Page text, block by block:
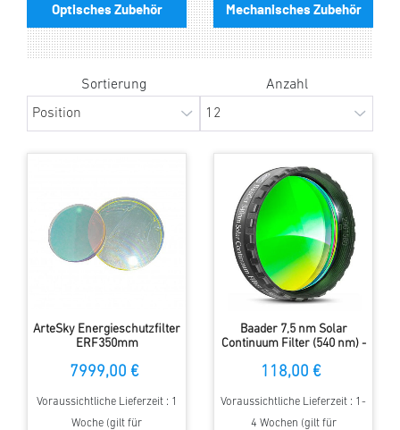
Optisches Zubehör Mechanisches Zubehör
Sortierung Anzahl
ArteSky Energieschutzfilter
ERF350mm
7999,00 €
Voraussichtliche Lieferzeit : 1
Woche (gilt für
Baader 7,5 nm Solar
Continuum Filter (540 nm) -
118,00 €
Voraussichtliche Lieferzeit : 1-
4 Wochen (gilt für